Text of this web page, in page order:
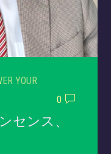
YOUR
0
センス、